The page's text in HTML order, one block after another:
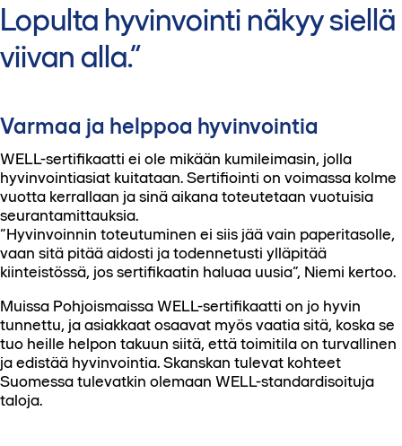
Lopulta hyvinvointi näkyy siellä
viivan alla.
Varmaa ja helppoa hyvinvointia
WELL-sertifikaatti ei ole mikään kumileimasin, jolla
hyvinvointiasiat kuitataan. Sertifiointi on voimassa kolme
vuotta kerrallaan ja sinä aikana toteutetaan vuotuisia
seurantamittauksia.
”Hyvinvoinnin toteutuminen ei siis jää vain paperitasolle,
vaan sitä pitää aidosti ja todennetusti ylläpitää
kiinteistössä, jos sertifikaatin haluaa uusia”, Niemi kertoo.
Muissa Pohjoismaissa WELL-sertifikaatti on jo hyvin
tunnettu, ja asiakkaat osaavat myös vaatia sitä, koska se
tuo heille helpon takuun siitä, että toimitila on turvallinen
ja edistää hyvinvointia. Skanskan tulevat kohteet
Suomessa tulevatkin olemaan WELL-standardisoituja
taloja.